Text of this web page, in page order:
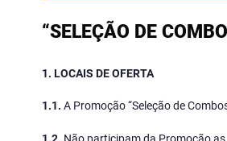
“SELEÇÃO DE
1. LOCAIS DE OFERTA
1.1. A Promoção “Seleção de
1.2. Não participam da Promoção as